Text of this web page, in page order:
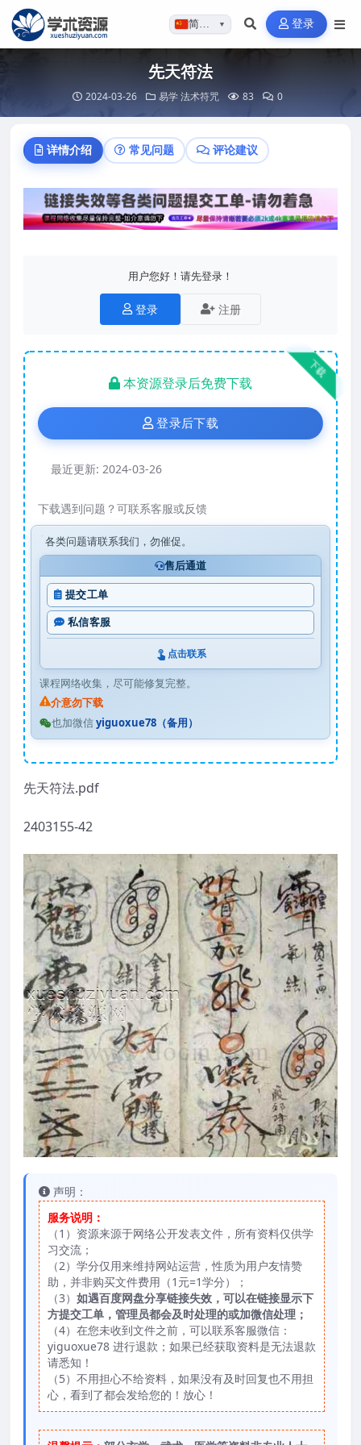
简体…▼ 登录
先天符法
2024-03-26 易学 法术符咒 83 0
详情介绍 常见问题 评论建议
用户您好！请先登录！
登录 注册
下载
本资源登录后免费下载
登录后下载
最近更新: 2024-03-26
下载遇到问题？可联系客服或反馈
各类问题请联系我们，勿催促。
售后通道
提交工单
私信客服
点击联系
课程网络收集，尽可能修复完整。
介意勿下载
也加微信yiguoxue78（备用）
先天符法.pdf
2403155-42
声明：
服务说明：
（1）资源来源于网络公开发表文件，所有资料仅供学
习交流；
（2）学分仅用来维持网站运营，性质为用户友情赞
助，并非购买文件费用（1元=1学分）；
（3） 如遇百度网盘分享链接失效，可以在链接显示下
方提交工单，管理员都会及时处理的或加微信处理；
（4）在您未收到文件之前，可以联系客服微信：
yiguoxue78 进行退款；如果已经获取资料是无法退款
请悉知！
（5）不用担心不给资料，如果没有及时回复也不用担
心，看到了都会发给您的！放心！